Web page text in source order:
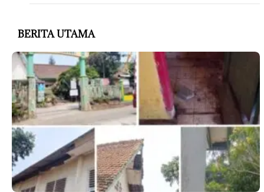
BERITA UTAMA